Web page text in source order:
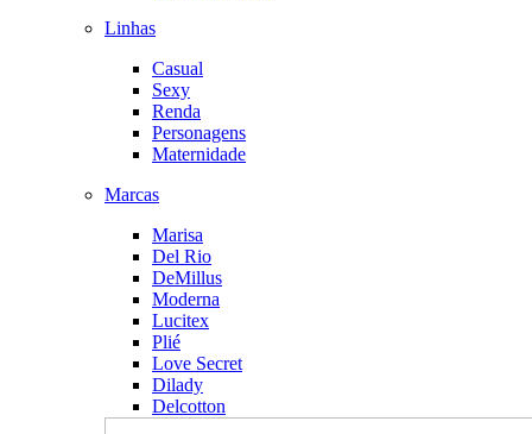
Linhas
Casual
Sexy
Renda
Personagens
Maternidade
Marcas
Marisa
Del Rio
DeMillus
Moderna
Lucitex
Plié
Love Secret
Dilady
Delcotton